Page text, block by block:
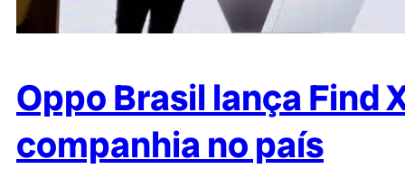
Oppo Brasil lança Find
companhia no país